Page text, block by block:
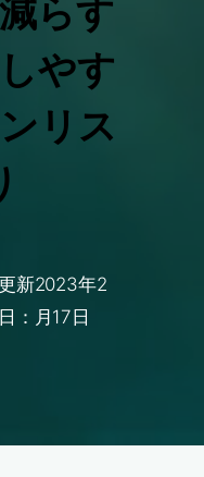
らす
やす
リス
新
日：
2023年2
月17日